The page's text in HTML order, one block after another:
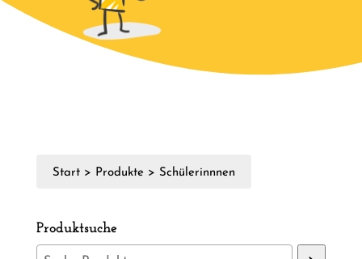
Start> Produkte > Schülerinnnen
Produktsuche